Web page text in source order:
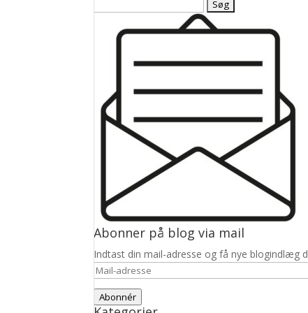
Abonner på blog via mail
Indtast din mail-adresse og få nye blogindlæg
Mail-
adresse
Abonnér